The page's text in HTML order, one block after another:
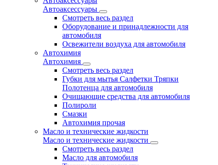
Автоаксессуары
Смотреть весь раздел
Оборудование и принадлежности для
автомобиля
Освежители воздуха для автомобиля
Автохимия
Автохимия
Смотреть весь раздел
Губки для мытья Салфетки Тряпки
Полотенца для автомобиля
Очищающие средства для автомобиля
Полироли
Смазки
Автохимия прочая
Масло и технические жидкости
Масло и технические жидкости
Смотреть весь раздел
Масло для автомобиля